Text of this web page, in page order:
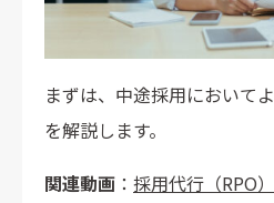
スピード感
まずは、中途採用において
を解説します。
関連動画 ： 採用代行（RPO